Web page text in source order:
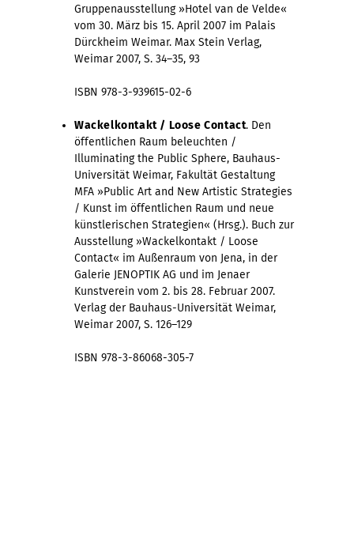
Gruppenausstellung »Hotel van de Velde«
vom 30. März bis 15. April 2007 im Palais
Dürckheim Weimar. Max Stein Verlag,
Weimar 2007, S. 34–35, 93
ISBN 978-3-939615-02-6
Wackelkontakt / Loose Contact. Den
öffentlichen Raum beleuchten /
Illuminating the Public Sphere, Bauhaus-
Universität Weimar, Fakultät Gestaltung
MFA »Public Art and New Artistic Strategies
/ Kunst im öffentlichen Raum und neue
künstlerischen Strategien« (Hrsg.). Buch zur
Ausstellung »Wackelkontakt / Loose
Contact« im Außenraum von Jena, in der
Galerie JENOPTIK AG und im Jenaer
Kunstverein vom 2. bis 28. Februar 2007.
Verlag der Bauhaus-Universität Weimar,
Weimar 2007, S. 126–129
ISBN 978-3-86068-305-7